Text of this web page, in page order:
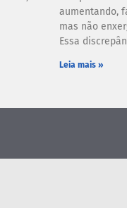
aumentando,
mas não
Essa
Leia mais »